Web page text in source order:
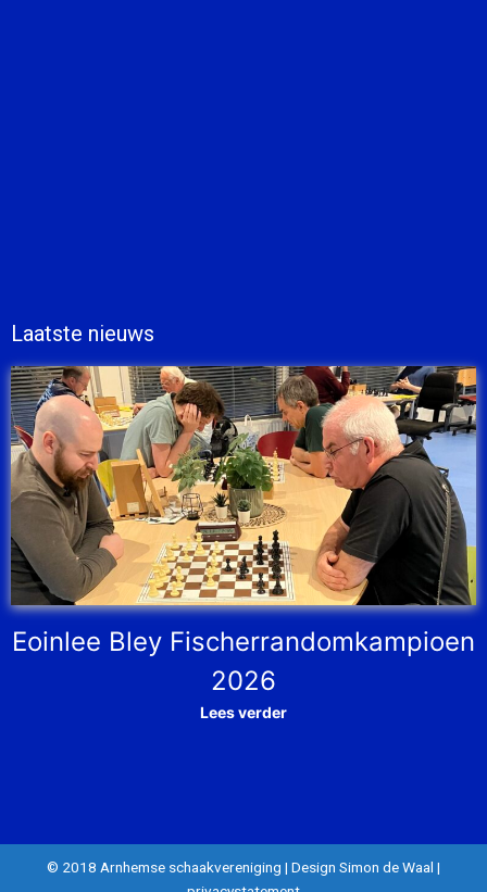
Laatste nieuws
Eoinlee Bley Fischerrandomkampioen
2026
Lees verder
© 2018 Arnhemse schaakvereniging | Design Simon de Waal |